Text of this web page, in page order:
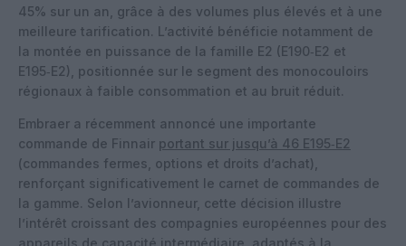
45% sur un an, grâce à des volumes plus élevés et à une
meilleure tarification. L’activité bénéficie notamment de
la montée en puissance de la famille E2 (E190‑E2 et
E195‑E2), positionnée sur le segment des monocouloirs
régionaux à faible consommation et au bruit réduit.
Embraer a récemment annoncé une importante
commande de Finnair portant sur jusqu’à 46 E195‑E2
(commandes fermes, options et droits d’achat),
renforçant significativement le carnet de commandes de
la gamme. Selon l’avionneur, cette décision illustre
l’intérêt croissant des compagnies européennes pour des
appareils de capacité intermédiaire, adaptés à la